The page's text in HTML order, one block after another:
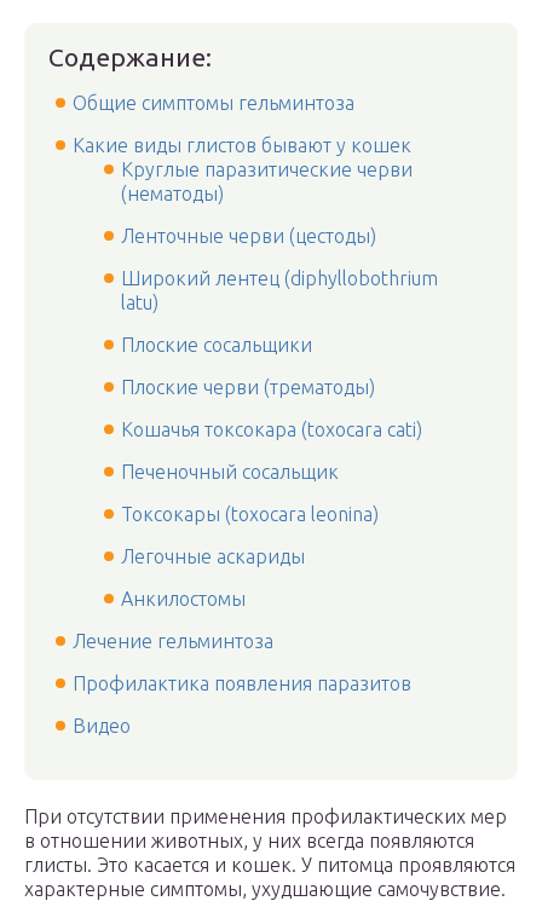
Содержание:
Общие симптомы гельминтоза
Какие виды глистов бывают у кошек
Круглые паразитические черви
(нематоды)
Ленточные черви (цестоды)
Широкий лентец (diphyllobothrium
latu)
Плоские сосальщики
Плоские черви (трематоды)
Кошачья токсокара (toxocara cati)
Печеночный сосальщик
Токсокары (toxocara leonina)
Легочные аскариды
Анкилостомы
Лечение гельминтоза
Профилактика появления паразитов
Видео
При отсутствии применения профилактических мер
в отношении животных, у них всегда появляются
глисты. Это касается и кошек. У питомца проявляются
характерные симптомы, ухудшающие самочувствие.